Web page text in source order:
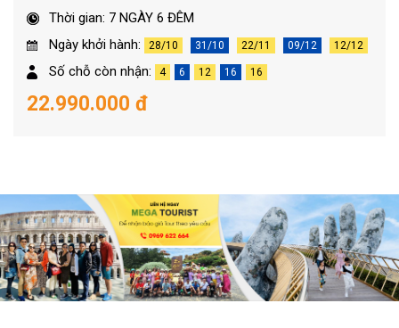
Thời gian: 7 NGÀY 6 ĐÊM
Ngày khởi hành:
28/10 31/10 22/11 09/12 12/12
Số chỗ còn nhận: 4 6 12 16 16
22.990.000 đ